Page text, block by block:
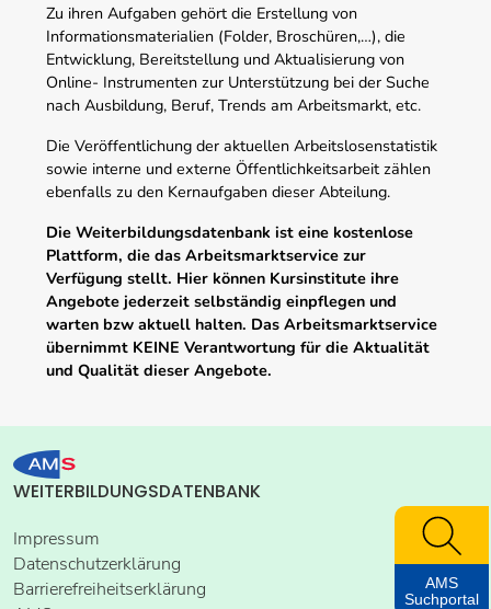
Zu ihren Aufgaben gehört die Erstellung von
Informationsmaterialien (Folder, Broschüren,…), die
Entwicklung, Bereitstellung und Aktualisierung von
Online- Instrumenten zur Unterstützung bei der Suche
nach Ausbildung, Beruf, Trends am Arbeitsmarkt, etc.
Die Veröffentlichung der aktuellen Arbeitslosenstatistik
sowie interne und externe Öffentlichkeitsarbeit zählen
ebenfalls zu den Kernaufgaben dieser Abteilung.
Die Weiterbildungsdatenbank ist eine kostenlose
Plattform, die das Arbeitsmarktservice zur
Verfügung stellt. Hier können Kursinstitute ihre
Angebote jederzeit selbständig einpflegen und
warten bzw aktuell halten. Das Arbeitsmarktservice
übernimmt KEINE Verantwortung für die Aktualität
und Qualität dieser Angebote.
WEITERBILDUNGSDATENBANK
Impressum
Datenschutzerklärung
Barrierefreiheitserklärung
AMS
Suchportal